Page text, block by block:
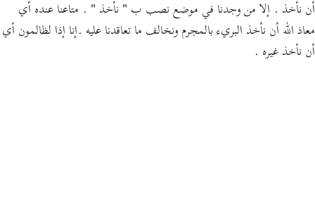
أن نأخذ . إلا من وجدنا في موضع نصب ب " نأخذ " . متاعنا عنده أي
معاذ الله أن نأخذ البريء بالمجرم ونخالف ما تعاقدنا عليه .إنا إذا لظالمون أي
أن نأخذ غيره .